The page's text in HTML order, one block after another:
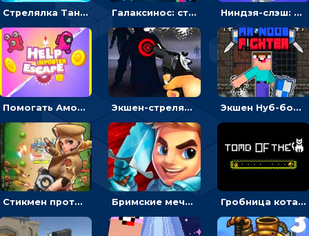
Стрелялка Танковые войны: бить по танку врага, чтобы уничтожить зло Галаксинос: стрелялка в космосе по врагам Ниндзя-слэш: запускай оружие по целям и становись мастером сюрикенов
Помогать Амонг Ас бежать из комнаты через преграды - приключения Экшен-стрелялка по зомби: целиться и попадать в бегущих монстров Экшен Нуб-боец: прыгать через препятствия или бить врагов мечом
Стикмен против Зомби: стрелять в зомби и развивать воина Бримские мечи: бежать через преграды, бить врагов и собирать монеты Гробница кота: искать выход в лабиринте, собирая золото